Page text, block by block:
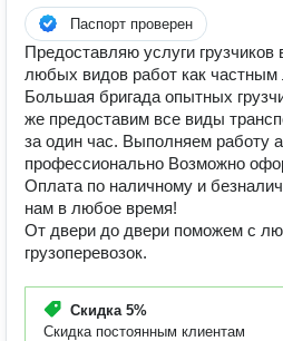
Паспорт проверен
Предоставляю услуги
любых видов работ как частным
Большая бригада опытных
же предоставим все виды
за один час. Выполняем работу
профессионально Возможно
Оплата по наличному и
нам в любое время!
От двери до двери поможем с
грузоперевозок.
Скидка 5%
Скидка постоянным клиентам